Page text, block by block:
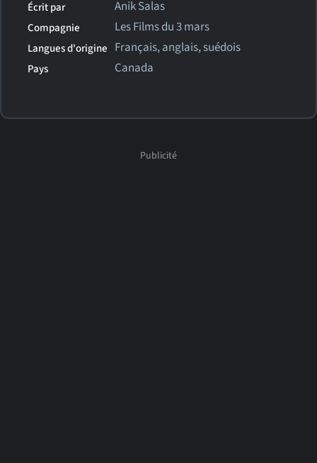
Écrit par Anik Salas
Compagnie Les Films du 3 mars
Langues d'origine Français, anglais, suédois
Pays Canada